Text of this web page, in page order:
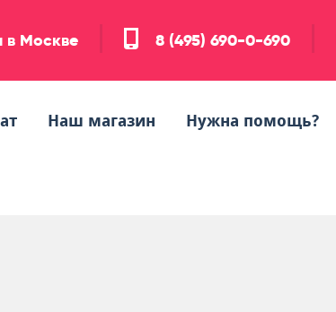
в Москве 8 (495) 690-0-690
Наш магазин Нужна помощь?